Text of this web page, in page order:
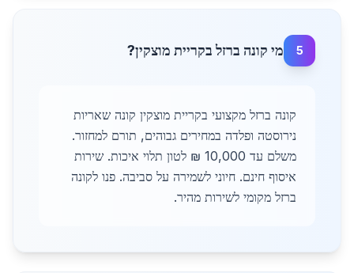
5 מי קונה ברזל בקריית מוצקין?
קונה ברזל מקצועי בקריית מוצקין קונה שאריות
נירוסטה ופלדה במחירים גבוהים, תורם למחזור.
משלם עד 10,000 ₪ לטון תלוי איכות. שירות
איסוף חינם. חיוני לשמירה על סביבה. פנו לקונה
ברזל מקומי לשירות מהיר.